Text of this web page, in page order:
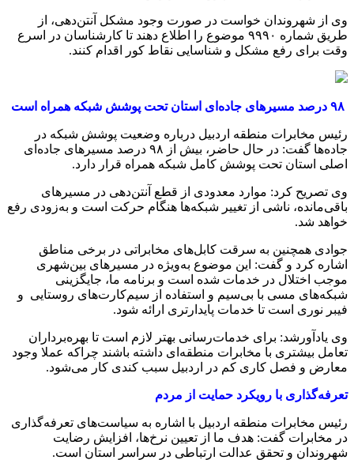
وی از شهروندان خواست در صورت وجود مشکل آنتن‌دهی، از
طریق شماره ۹۹۹۰ موضوع را اطلاع دهند تا کارشناسان در اسرع
وقت برای رفع مشکل و شناسایی نقاط کور اقدام کنند.
رئیس مخابرات منطقه اردبیل درباره وضعیت پوشش شبکه در
جاده‌ها گفت: در حال حاضر، بیش از ۹۸ درصد مسیرهای جاده‌ای
اصلی استان تحت پوشش کامل شبکه همراه قرار دارد.
وی تصریح کرد: موارد معدودی از قطع آنتن‌دهی در مسیرهای
باقی‌مانده، ناشی از تغییر شبکه‌ها هنگام حرکت است و به‌زودی رفع
خواهد شد.
جوادی همچنین به سرقت کابل‌های مخابراتی در برخی مناطق
اشاره کرد و گفت: این موضوع به‌ویژه در مسیرهای بین‌شهری
موجب اختلال در خدمات شده است و برنامه ما، جایگزینی
شبکه‌های مسی با بی‌سیم و استفاده از سیم‌کارت‌های روستایی و
فیبر نوری است تا خدمات پایدارتری ارائه شود.
وی یادآورشد: برای خدمات‌رسانی بهتر لازم است تا بهره‌برداران
تعامل بیشتری با مخابرات منطقه‌ای داشته باشند چراکه عملا وجود
معارض و فصل کاری کم در اردبیل سبب کندی کار می‌شود.
تعرفه‌گذاری با رویکرد حمایت از مردم
رئیس مخابرات منطقه اردبیل با اشاره به سیاست‌های تعرفه‌گذاری
در مخابرات گفت: هدف ما از تعیین نرخ‌ها، افزایش رضایت
شهروندان و تحقق عدالت ارتباطی در سراسر استان است.